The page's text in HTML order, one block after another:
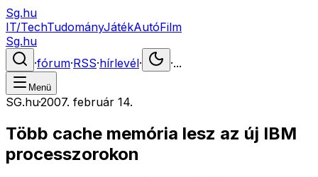
Sg.hu
IT/TechTudományJátékAutóFilm
Sg.hu
·fórum·RSS·hírlevél· ·...
Menü
SG.hu·2007. február 14.
Több cache memória lesz az új IBM
processzorokon